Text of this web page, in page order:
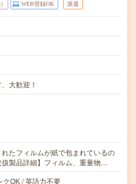
WEB登録OK 派遣
大歓迎！
たフィルムが紙で包まれているの
製品詳細】フィルム、重量物…
クOK / 英語力不要